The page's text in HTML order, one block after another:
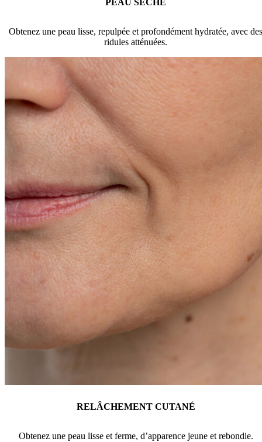
PEAU SÈCHE
Obtenez une peau lisse, repulpée et profondément hydratée, avec des
ridules atténuées.
RELÂCHEMENT CUTANÉ
Obtenez une peau lisse et ferme, d’apparence jeune et rebondie.